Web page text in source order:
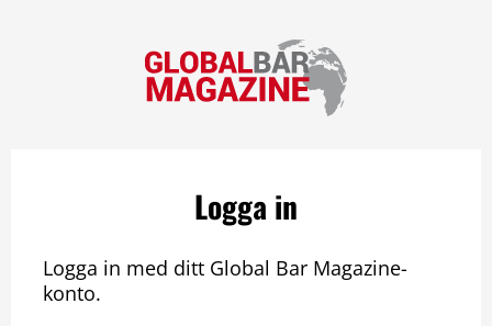
Logga in
Logga in med ditt Global Bar Magazine-
konto.